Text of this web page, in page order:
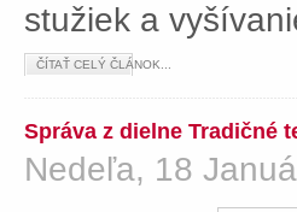
stužiek a
ČÍTAŤ CELÝ ČLÁNOK...
Správa z dielne Tradičné
Nedeľa, 18